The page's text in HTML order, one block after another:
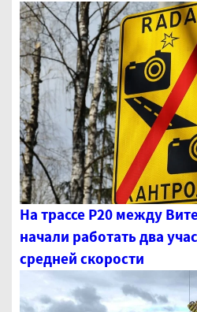
На трассе Р20 между
начали работать два
средней скорости